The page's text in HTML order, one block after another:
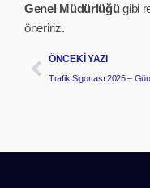
Genel Müdürlüğü gibi
öneririz.
ÖNCEKI YAZI